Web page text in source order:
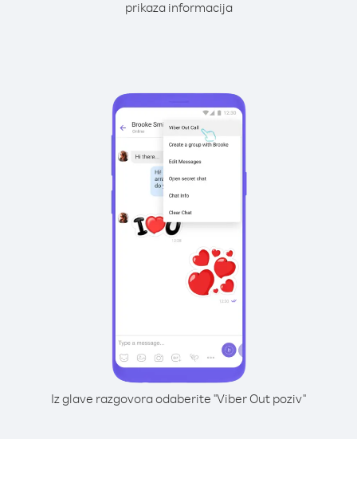
prikaza informacija
Iz glave razgovora odaberite "Viber Out poziv"